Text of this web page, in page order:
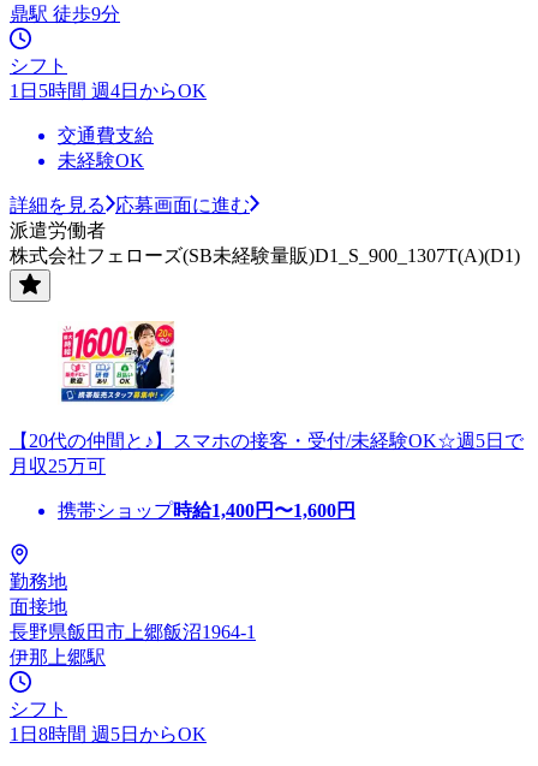
鼎駅 徒歩9分
シフト
1日5時間 週4日からOK
交通費支給
未経験OK
詳細を見る
応募画面に進む
派遣労働者
株式会社フェローズ(SB未経験量販)D1_S_900_1307T(A)(D1)
【20代の仲間と♪】スマホの接客・受付/未経験OK☆週5日で
月収25万可
携帯ショップ時給1,400円〜1,600円
勤務地
面接地
長野県飯田市上郷飯沼1964-1
伊那上郷駅
シフト
1日8時間 週5日からOK